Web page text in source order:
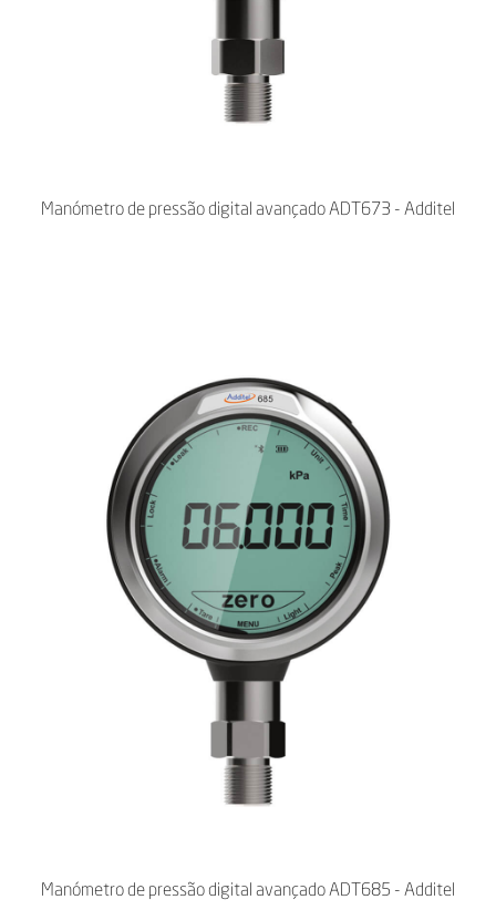
Manómetro de pressão digital avançado ADT673 - Additel
Manómetro de pressão digital avançado ADT685 - Additel